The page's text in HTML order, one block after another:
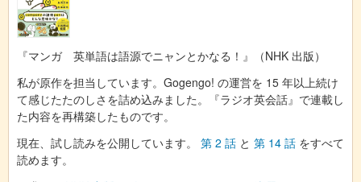
『マンガ 英単語は語源でニャンとかなる！』（NHK 出版）
私が原作を担当しています。Gogengo! の運営を 15 年以上続け
て感じたたのしさを詰め込みました。『ラジオ英会話』で連載し
た内容を再構築したものです。
現在、試し読みを公開しています。 第 2 話 と 第 14 話 をすべて
読めます。